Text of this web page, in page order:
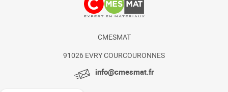
CMESMAT
91026 EVRY COURCOURONNES
info@cmesmat.fr